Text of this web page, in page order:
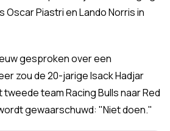
Piastri en Lando Norris in
gesproken over een
zou de 20-jarige Isack Hadjar
team Racing Bulls naar Red
gewaarschuwd: "Niet doen."